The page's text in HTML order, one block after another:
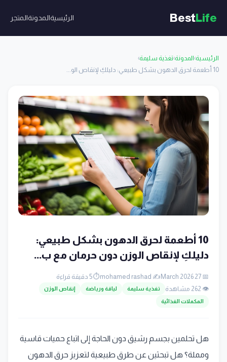
BestLife الرئيسيةالمدونةالمتجر
الرئيسية›المدونة›تغذية سليمة›
10 أطعمة لحرق الدهون بشكل طبيعي: دليلكِ لإنقاص الو...
10 أطعمة لحرق الدهون بشكل طبيعي:
دليلكِ لإنقاص الوزن دون حرمان مع ب...
📅 27 March 2026
✍️ mohamed rashad
⏱️ 5 دقيقة قراءة
👁️ 262 مشاهدة
تغذية سليمة لياقة ورياضة إنقاص الوزن
المكملات الغذائية
هل تحلمين بجسم رشيق دون الحاجة إلى اتباع حميات قاسية
ومملة؟ هل تبحثين عن طرق طبيعية لتعزيز حرق الدهون